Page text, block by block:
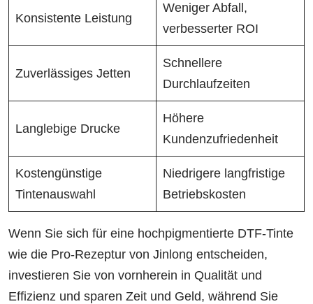
Konsistente Leistung
Weniger Abfall,
verbesserter ROI
Zuverlässiges Jetten
Schnellere
Durchlaufzeiten
Langlebige Drucke
Höhere
Kundenzufriedenheit
Kostengünstige
Tintenauswahl
Niedrigere langfristige
Betriebskosten
Wenn Sie sich für eine hochpigmentierte DTF-Tinte
wie die Pro-Rezeptur von Jinlong entscheiden,
investieren Sie von vornherein in Qualität und
Effizienz und sparen Zeit und Geld, während Sie